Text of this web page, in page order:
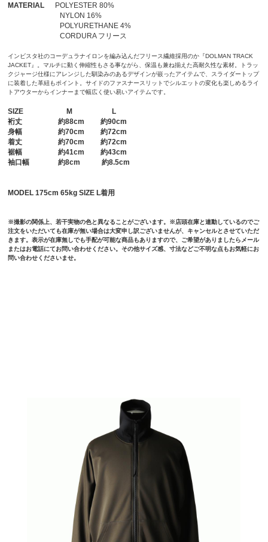
MATERIAL POLYESTER 80%
NYLON 16%
POLYURETHANE 4%
CORDURA フリース
インビスタ社のコーデュラナイロンを編み込んだフリース繊維採用のか『DOLMAN TRACK
JACKET』。マルチに動く伸縮性もさる事ながら、保温も兼ね揃えた高耐久性な素材。トラッ
クジャージ仕様にアレンジした馴染みのあるデザインが嵌ったアイテムで、スライダートップ
に装着した革紐もポイント。サイドのファスナースリットでシルエットの変化も楽しめるライ
トアウターからインナーまで幅広く使い易いアイテムです。
SIZE M
L
裄丈 約88cm 約90cm
身幅 約70cm 約72cm
着丈 約70cm 約72cm
裾幅 約41cm 約43cm
袖口幅 約8cm 約8.5cm
MODEL 175cm 65kg SIZE L着用
※撮影の関係上、若干実物の色と異なることがございます。※店頭在庫と連動しているのでご
注文をいただいても在庫が無い場合は大変申し訳ございませんが、キャンセルとさせていただ
きます。表示が在庫無しでも手配が可能な商品もありますので、ご希望がありましたらメール
またはお電話にてお問い合わせください。その他サイズ感、寸法などご不明な点もお気軽にお
問い合わせくださいませ。